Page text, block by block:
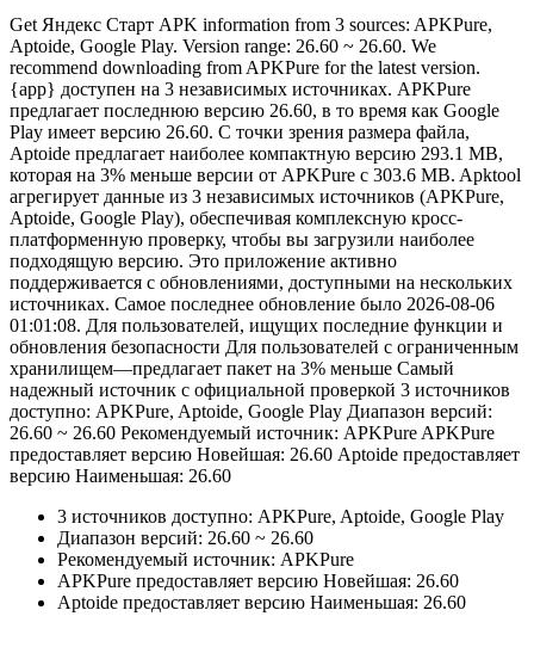
Get Яндекс Старт APK information from 3 sources: APKPure,
Aptoide, Google Play. Version range: 26.60 ~ 26.60. We
recommend downloading from APKPure for the latest version.
{app} доступен на 3 независимых источниках. APKPure
предлагает последнюю версию 26.60, в то время как Google
Play имеет версию 26.60. С точки зрения размера файла,
Aptoide предлагает наиболее компактную версию 293.1 MB,
которая на 3% меньше версии от APKPure с 303.6 MB. Apktool
агрегирует данные из 3 независимых источников (APKPure,
Aptoide, Google Play), обеспечивая комплексную кросс-
платформенную проверку, чтобы вы загрузили наиболее
подходящую версию. Это приложение активно
поддерживается с обновлениями, доступными на нескольких
источниках. Самое последнее обновление было 2026-08-06
01:01:08. Для пользователей, ищущих последние функции и
обновления безопасности Для пользователей с ограниченным
хранилищем—предлагает пакет на 3% меньше Самый
надежный источник с официальной проверкой 3 источников
доступно: APKPure, Aptoide, Google Play Диапазон версий:
26.60 ~ 26.60 Рекомендуемый источник: APKPure APKPure
предоставляет версию Новейшая: 26.60 Aptoide предоставляет
версию Наименьшая: 26.60
3 источников доступно: APKPure, Aptoide, Google Play
Диапазон версий: 26.60 ~ 26.60
Рекомендуемый источник: APKPure
APKPure предоставляет версию Новейшая: 26.60
Aptoide предоставляет версию Наименьшая: 26.60